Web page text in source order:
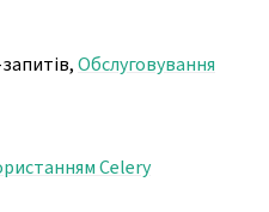
Обслуговування
Celery